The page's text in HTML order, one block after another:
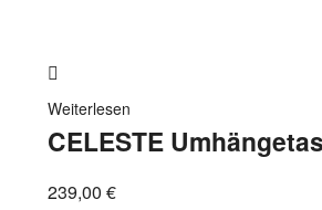
Wunschliste
hinzufügen
Weiterlesen
CELESTE
239,00 €